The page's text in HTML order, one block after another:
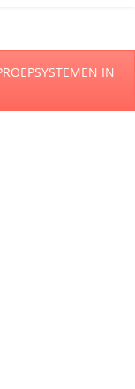
IN